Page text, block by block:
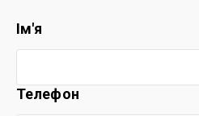
Ім'я
Телефон